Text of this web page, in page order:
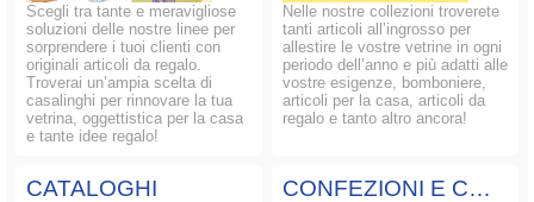
Scegli tra tante e meravigliose
soluzioni delle nostre linee per
sorprendere i tuoi clienti con
originali articoli da regalo.
Troverai un’ampia scelta di
casalinghi per rinnovare la tua
vetrina, oggettistica per la casa
e tante idee regalo!
Nelle nostre collezioni troverete
tanti articoli all’ingrosso per
allestire le vostre vetrine in ogni
periodo dell’anno e più adatti alle
vostre esigenze, bomboniere,
articoli per la casa, articoli da
regalo e tanto altro ancora!
CATALOGHI CONFEZIONI E COMPOSIZIONI